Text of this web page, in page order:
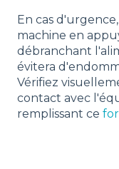
En cas
machine en
débranchant
évitera
Vérifiez
contact avec
remplissant ce